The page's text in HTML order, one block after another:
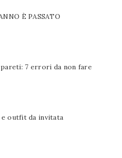
È PASSATO
7 errori da non fare
outfit da invitata